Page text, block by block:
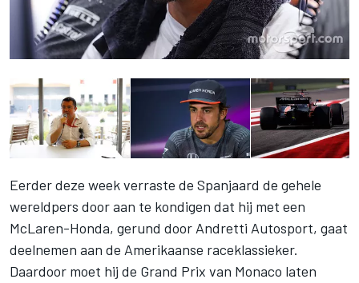
Eerder deze week verraste de Spanjaard de gehele
wereldpers door aan te kondigen dat hij met een
McLaren-Honda, gerund door Andretti Autosport, gaat
deelnemen aan de Amerikaanse raceklassieker.
Daardoor moet hij de Grand Prix van Monaco laten